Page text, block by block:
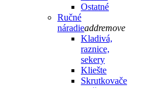
Ostatné
Ručné
náradieaddremove
Kladivá,
raznice,
sekery
Kliešte
Skrutkovače